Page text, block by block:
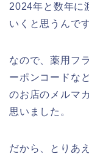
2024年と数年に
いくと思うんで
なので、薬用フ
ーポンコードな
のお店のメルマ
思いました。
だから、とりあ